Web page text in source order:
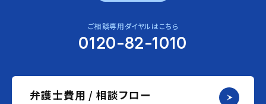
ご相談専用ダイヤルはこちら
0120-82-1010
弁護士費用 / 相談フロー